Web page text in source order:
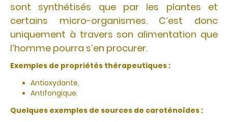
sont synthétisés que par les plantes et
certains micro-organismes. C’est donc
uniquement à travers son alimentation que
l’homme pourra s’en procurer.
Exemples de propriétés thérapeutiques :
Antioxydante,
Antifongique.
Quelques exemples de sources de caroténoïdes :